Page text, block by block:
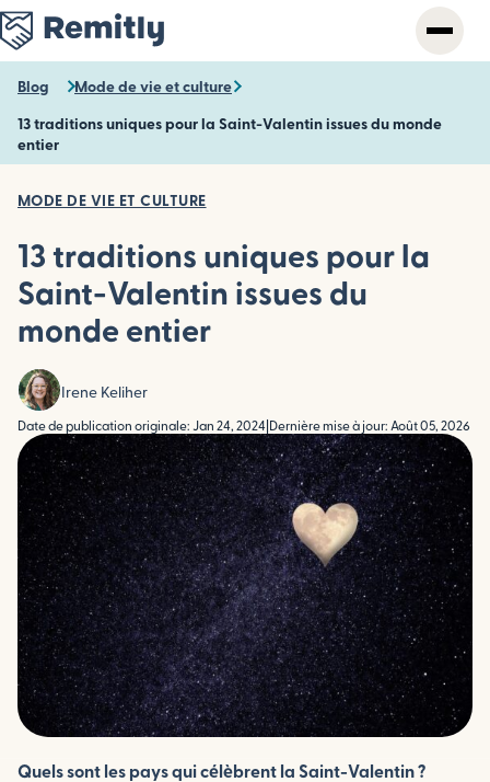
Skip
to
main
content
Blog Mode de vie et culture
13 traditions uniques pour la Saint-Valentin issues du monde
entier
MODE DE VIE ET CULTURE
13 traditions uniques pour la
Saint-Valentin issues du
monde entier
Irene Keliher
Date de publication originale: Jan 24, 2024 Dernière mise à jour: Août 05, 2026
Quels sont les pays qui célèbrent la Saint-Valentin ?